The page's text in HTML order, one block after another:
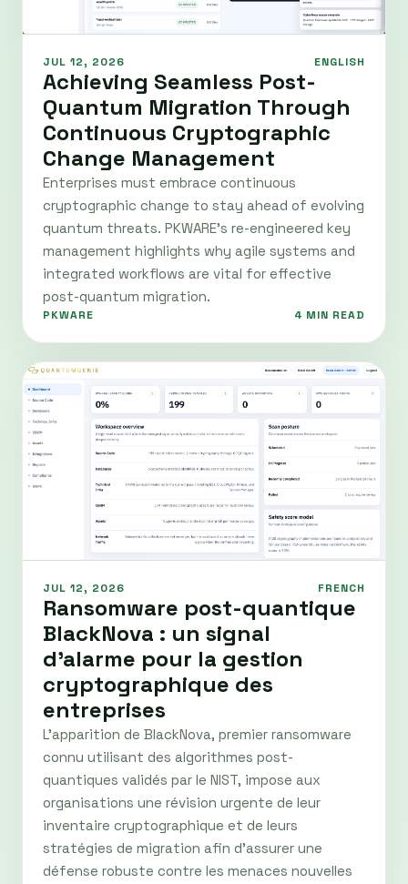
JUL 12, 2026 ENGLISH
Achieving Seamless Post-
Quantum Migration Through
Continuous Cryptographic
Change Management
Enterprises must embrace continuous
cryptographic change to stay ahead of evolving
quantum threats. PKWARE's re-engineered key
management highlights why agile systems and
integrated workflows are vital for effective
post-quantum migration.
PKWARE 4 MIN READ
JUL 12, 2026 FRENCH
Ransomware post-quantique
BlackNova : un signal
d'alarme pour la gestion
cryptographique des
entreprises
L'apparition de BlackNova, premier ransomware
connu utilisant des algorithmes post-
quantiques validés par le NIST, impose aux
organisations une révision urgente de leur
inventaire cryptographique et de leurs
stratégies de migration afin d'assurer une
défense robuste contre les menaces nouvelles